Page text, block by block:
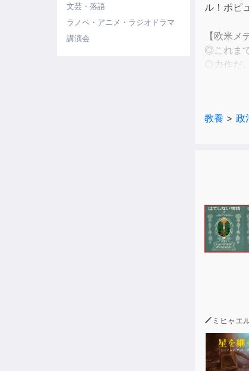
文芸・落語
ラノベ・アニメ・ラジオドラマ
講演会
ル！ポピ
【欧米メ
◎これま
◎力作だ
渉力、
【中野剛
【施光恒
本書は、
影響を受
の解消を
義に基
新しい
グローバ
分断、ポ
ス）と庶
るために
教養 > 政
ミヒャエ